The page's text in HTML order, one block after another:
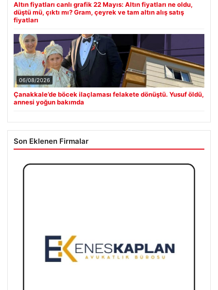
Altın fiyatları canlı grafik 22 Mayıs: Altın fiyatları ne oldu,
düştü mü, çıktı mı? Gram, çeyrek ve tam altın alış satış
fiyatları
06/08/2026
Çanakkale’de böcek ilaçlaması felakete dönüştü. Yusuf öldü,
annesi yoğun bakımda
Son Eklenen Firmalar